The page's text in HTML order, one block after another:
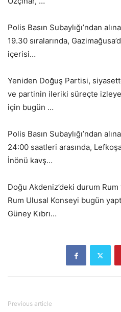
Polis Basın Subaylığı’ndan
19.30 sıralarında,
içerisi…
Yeniden Doğuş Partisi,
ve partinin ileriki süreçte
için bugün …
Polis Basın Subaylığı’ndan
24:00 saatleri arasında,
İnönü kavş…
Doğu Akdeniz’deki durum
Rum Ulusal Konseyi bugün
Güney Kıbrı…
Previous article